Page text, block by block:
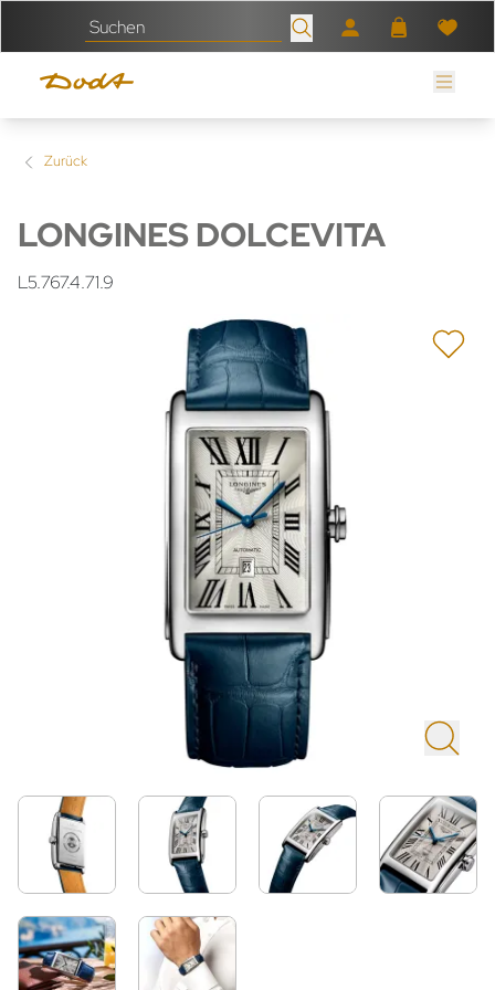
Zurück
LONGINES DOLCEVITA
L5.767.4.71.9